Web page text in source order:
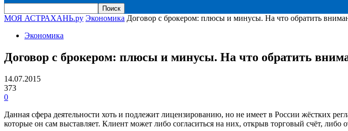
МОЯ АСТРАХАНЬ.ру Экономика Договор с брокером: плюсы и минусы. На что обратить
Экономика
Договор с брокером: плюсы и минусы. На что обратить
14.07.2015
373
0
Данная сфера деятельности хоть и подлежит лицензированию, но не имеет в России жёстких
которые он сам выставляет. Клиент может либо согласиться на них, открыв торговый счёт, либо